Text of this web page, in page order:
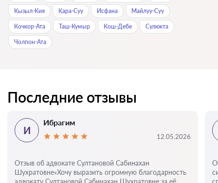
Кызыл-Кия Кара-Суу Исфана Майлуу-Суу
Кочкор-Ата Таш-Кумыр Кош-Дебе Сулюкта
Чолпон-Ата
Последние отзывы
И
Ибрагим
12.05.2026
Отзыв об адвокате Султановой Сабинахан
Шухратовне«Хочу выразить огромную благодарность